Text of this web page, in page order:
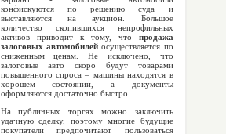
конфискуются по решению суда и
выставляются на аукцион. Большое
количество скопившихся непрофильных
активов приводит к тому, что продажа
залоговых автомобилейосуществляется по
сниженным ценам. Не исключено, что
залоговые авто скоро будут товарами
повышенного спроса – машины находятся в
хорошем состоянии, а документы
оформляются достаточно быстро.
На публичных торгах можно заключить
удачную сделку, поэтому многие будущие
покупатели предпочитают пользоваться